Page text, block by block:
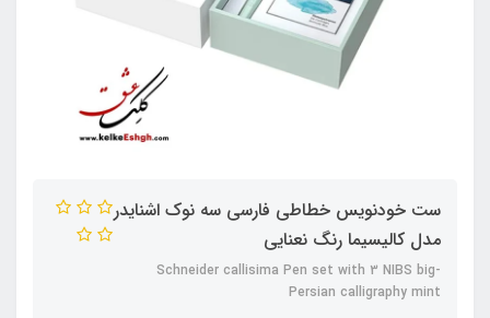
ست خودنویس خطاطی فارسی سه نوک اشنایدر
مدل کالیسیما رنگ نعنایی
Schneider callisima Pen set with 3 NIBS big-
Persian calligraphy mint